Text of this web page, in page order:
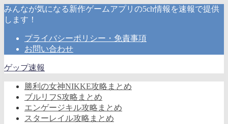
みんなが気になる新作ゲームアプリの5ch情報を速報で提供
します！
プライバシーポリシー・免責事項
お問い合わせ
ゲップ速報
勝利の女神NIKKE攻略まとめ
ブルリフS攻略まとめ
エンゲージキル攻略まとめ
スターレイル攻略まとめ